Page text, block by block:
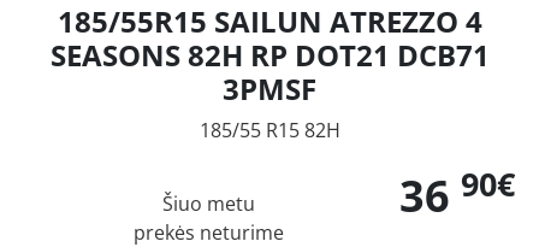
185/55R15 SAILUN ATREZZO 4
SEASONS 82H RP DOT21 DCB71
3PMSF
185/55 R15 82H
36 90€
Šiuo metu
prekės neturime